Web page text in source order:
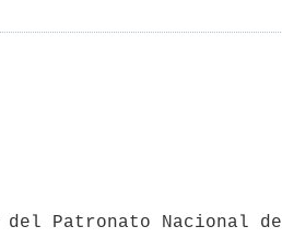
Patronato Nacional de